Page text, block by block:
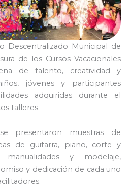
Descentralizado Municipal de
de los Cursos Vacacionales
de talento, creatividad y
jóvenes y participantes
adquiridas durante el
talleres.
presentaron muestras de
de guitarra, piano, corte y
manualidades y modelaje,
y dedicación de cada uno